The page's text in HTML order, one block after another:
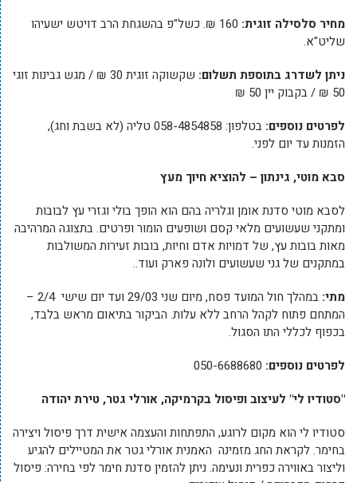
מחיר סלסילה זוגית:
160 ₪. כשל"פ בהשגחת הרב דויטש ישעיהו
שליט"א.
ניתן לשדרג בתוספת תשלום:
שקשוקה זוגית 30 ₪ / מגש גבינות זוגי
50 ₪ / בקבוק יין 50 ₪
לפרטים נוספים:
בטלפון: 058-4854858 טליה (לא בשבת וחג),
הזמנות עד יום לפני.
סבא מוטי, גינתון – להוציא חיוך מעץ
לסבא מוטי סדנת אומן וגלריה בהם הוא הופך בולי וגזרי עץ לבובות
ומתקני שעשועים מלאי קסם ושופעים הומור ופרטים. בתצוגה המרהיבה
מאות בובות עץ, של דמויות אדם וחיות, בובות זעירות המשולבות
במתקנים של גני שעשועים ולונה פארק ועוד..
מתי:
במהלך חול המועד פסח, מיום שני 29/03 ועד יום שישי 2/4 –
המתחם פתוח לקהל הרחב ללא עלות. הביקור בתיאום מראש בלבד,
בכפוף לכללי התו הסגול.
לפרטים נוספים: 050-6688680
"סטודיו לי" לעיצוב ופיסול בקרמיקה, אורלי גטר, טירת יהודה
סטודיו לי הוא מקום לרוגע, התפתחות והעצמה אישית דרך פיסול ויצירה
בחימר. לקראת החג מזמינה האמנית אורלי גטר את המטיילים להגיע
וליצור באווירה כפרית ונעימה. ניתן להזמין סדנת חימר לפי בחירה: פיסול